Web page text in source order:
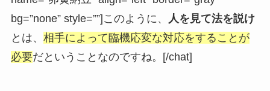
bg=”none” style=””]このように、
人を見て法を説け
とは、 相手によって臨機応変な対応をすることが
必要だということなのですね。[/chat]